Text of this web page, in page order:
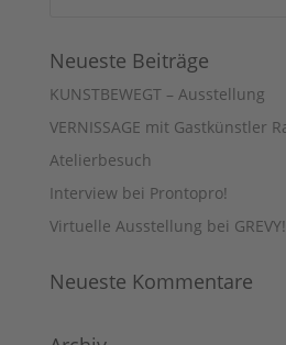
Neueste Beiträge
KUNSTBEWEGT – Ausstellung
VERNISSAGE mit Gastkünstler
Atelierbesuch
Interview bei Prontopro!
Virtuelle Ausstellung bei GREVY!
Neueste Kommentare